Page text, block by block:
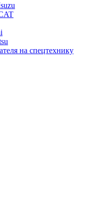
на спецтехнику